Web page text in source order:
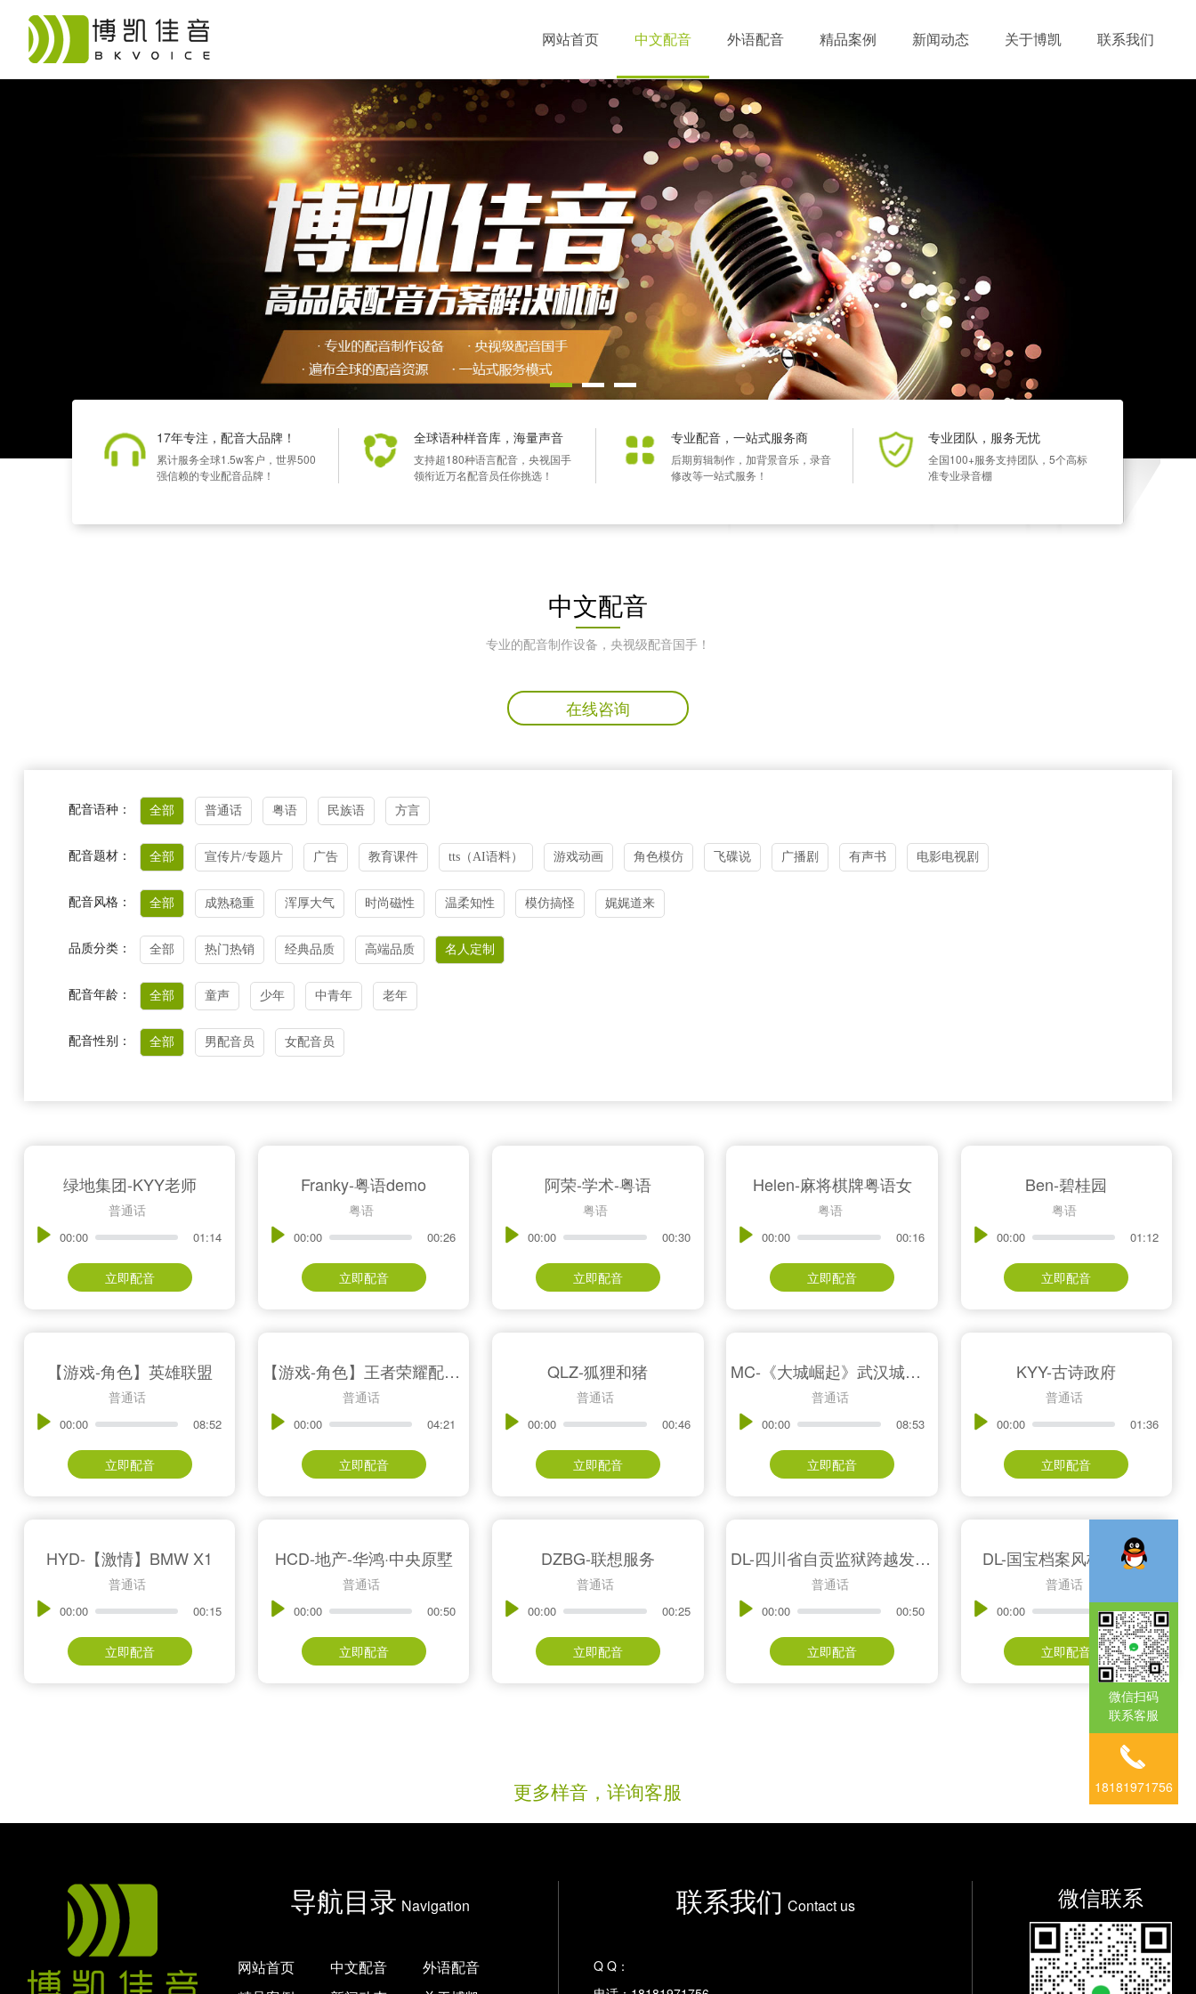
网站首页 中文配音 外语配音 精品案例 新闻动态 关于博凯 联系我们
17年专注，配音大品牌！
累计服务全球1.5w客户，世界500
强信赖的专业配音品牌！
全球语种样音库，海量声音
支持超180种语言配音，央视国手
领衔近万名配音员任你挑选！
专业配音，一站式服务商
后期剪辑制作，加背景音乐，录音
修改等一站式服务！
专业团队，服务无忧
全国100+服务支持团队，5个高标
准专业录音棚
中文配音
专业的配音制作设备，央视级配音国手！
在线咨询
配音语种： 全部 普通话 粤语 民族语 方言
配音题材： 全部 宣传片/专题片 广告 教育课件 tts（AI语料） 游戏动画 角色模仿 飞碟说 广播剧 有声书 电影电视剧
配音风格： 全部 成熟稳重 浑厚大气 时尚磁性 温柔知性 模仿搞怪 娓娓道来
品质分类： 全部 热门热销 经典品质 高端品质 名人定制
配音年龄： 全部 童声 少年 中青年 老年
配音性别： 全部 男配音员 女配音员
绿地集团-KYY老师
普通话
00:00 01:14
立即配音
Franky-粤语demo
粤语
00:00 00:26
立即配音
阿荣-学术-粤语
粤语
00:00 00:30
立即配音
Helen-麻将棋牌粤语女
粤语
00:00 00:16
立即配音
Ben-碧桂园
粤语
00:00 01:12
立即配音
【游戏-角色】英雄联盟
普通话
00:00 08:52
立即配音
【游戏-角色】王者荣耀配音模仿
普通话
00:00 04:21
立即配音
QLZ-狐狸和猪
普通话
00:00 00:46
立即配音
MC-《大城崛起》武汉城市形象片
普通话
00:00 08:53
立即配音
KYY-古诗政府
普通话
00:00 01:36
立即配音
HYD-【激情】BMW X1
普通话
00:00 00:15
立即配音
HCD-地产-华鸿·中央原墅
普通话
00:00 00:50
立即配音
DZBG-联想服务
普通话
00:00 00:25
立即配音
DL-四川省自贡监狱跨越发展纪实
普通话
00:00 00:50
立即配音
DL-国宝档案风格—牙科
普通话
00:00 00:53
立即配音
更多样音，详询客服
导航目录 Navigation
网站首页 中文配音
外语配音
联系我们 Contact us
Q Q：
微信联系
微信扫码
联系客服
18181971756